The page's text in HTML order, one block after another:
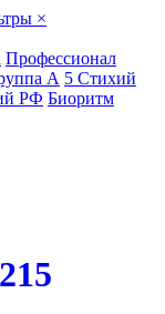
×
Профессионал
А 5 Стихий
РФ Биоритм